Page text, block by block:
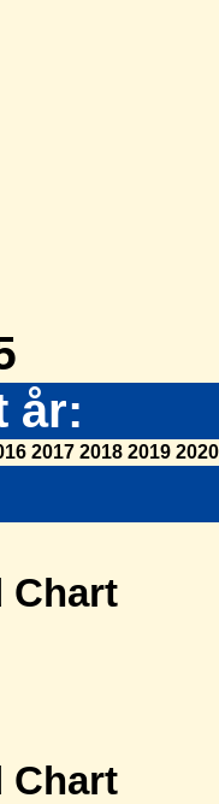
år:
2017 2018 2019 2020
Chart
Chart